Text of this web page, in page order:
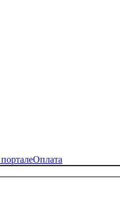
Оплата